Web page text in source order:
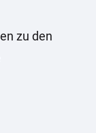
zu den